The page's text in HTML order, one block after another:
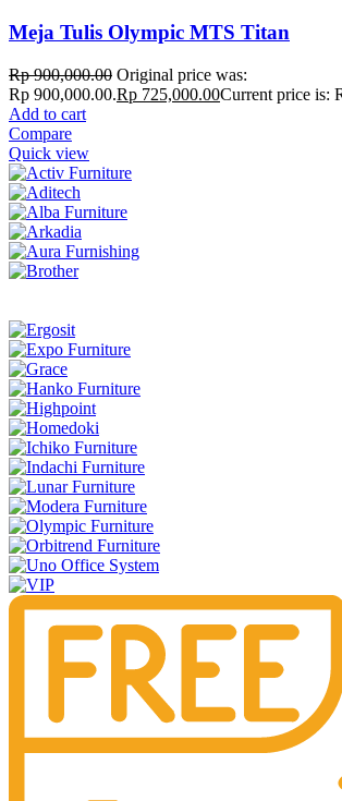
Meja Tulis Olympic MTS Titan
Rp900,000.00 Original price was:
Rp 900,000.00.Rp 725,000.00Current price is:
Add to cart
Compare
Quick view